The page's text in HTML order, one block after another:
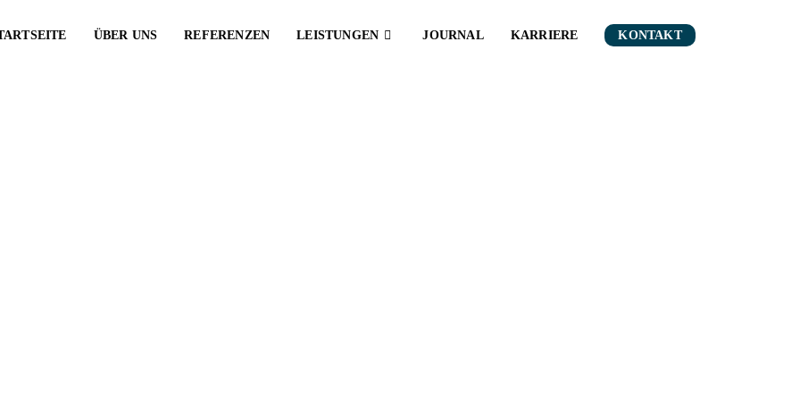
ÜBER UNS REFERENZEN LEISTUNGEN JOURNAL KARRIERE KONTAKT